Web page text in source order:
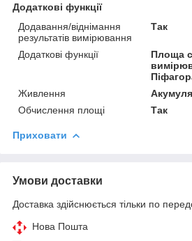
Додаткові функції
Додавання/віднімання
результатів вимірювання
Так
Додаткові функції
Площа
Живлення
Обчислення площі
Так
Приховати
Умови доставки
Доставка здійснюється тільки по
Нова Пошта